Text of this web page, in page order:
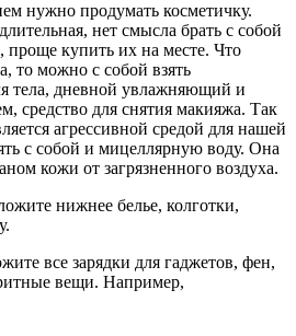
нужно продумать косметичку.
нет смысла брать с собой
купить их на месте. Что
то можно с собой взять
тела, дневной увлажняющий и
средство для снятия макияжа. Так
агрессивной средой для нашей
с собой и мицеллярную воду. Она
кожи от загрязненного воздуха.
нижнее белье, колготки,
все зарядки для гаджетов, фен,
вещи. Например,